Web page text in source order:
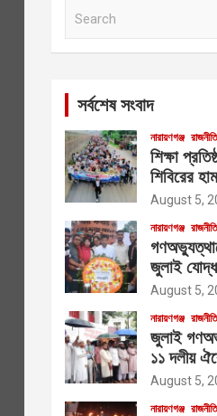
সর্বশেষ সংবাদ
নারায়ণগঞ্জ
শিক্ষা
শিবিরের
নেতৃত্বে
August 5,
নারায়ণগঞ্জ
জুলাই
August 5,
নারায়ণগঞ্জ
জুলাই
১১ দলীয়
August 5,
নারায়ণগঞ্জ